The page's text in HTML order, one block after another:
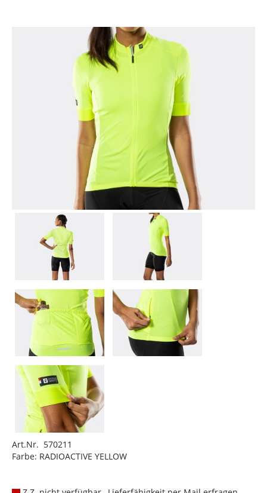
Art.Nr. 570211
Farbe: RADIOACTIVE YELLOW